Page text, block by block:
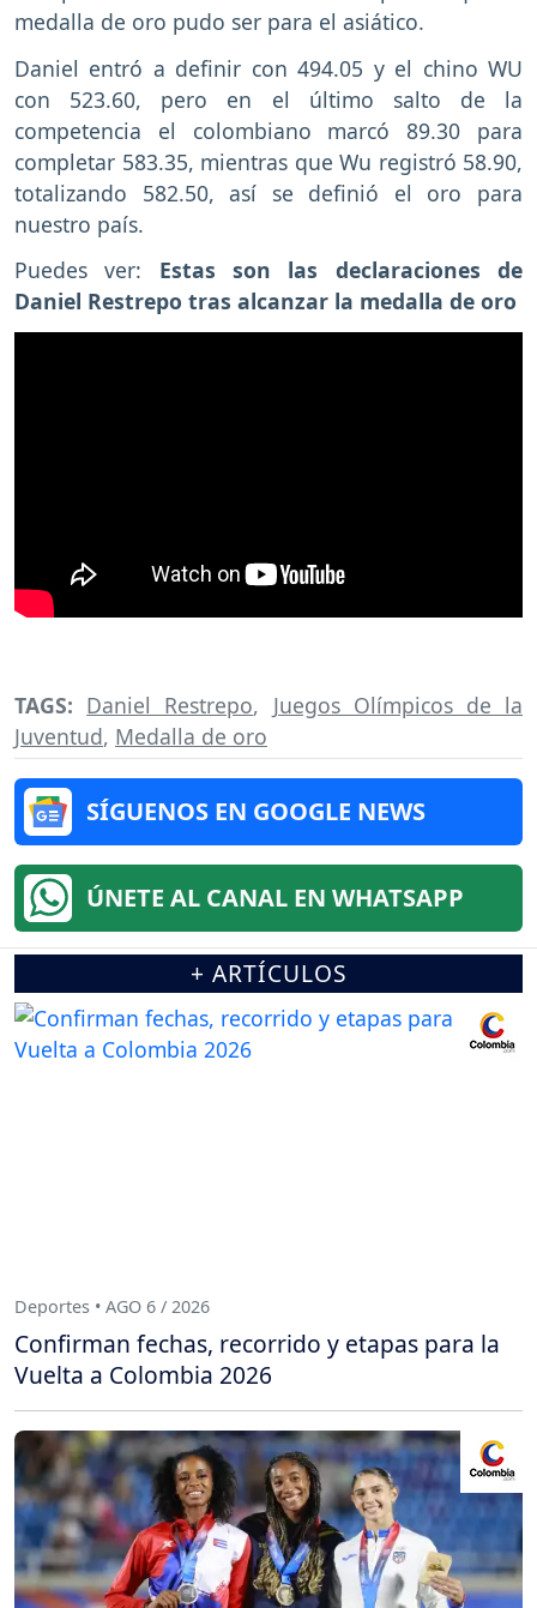
medalla de oro pudo ser para el asiático.
Daniel entró a definir con 494.05 y el chino WU
con 523.60, pero en el último salto de la
competencia el colombiano marcó 89.30 para
completar 583.35, mientras que Wu registró 58.90,
totalizando 582.50, así se definió el oro para
nuestro país.
Puedes ver: Estas son las declaraciones de
Daniel Restrepo tras alcanzar la medalla de oro
TAGS: Daniel Restrepo, Juegos Olímpicos de la
Juventud, Medalla de oro
SÍGUENOS EN GOOGLE NEWS
ÚNETE AL CANAL EN WHATSAPP
+ ARTÍCULOS
Deportes • AGO 6 / 2026
Confirman fechas, recorrido y etapas para la
Vuelta a Colombia 2026